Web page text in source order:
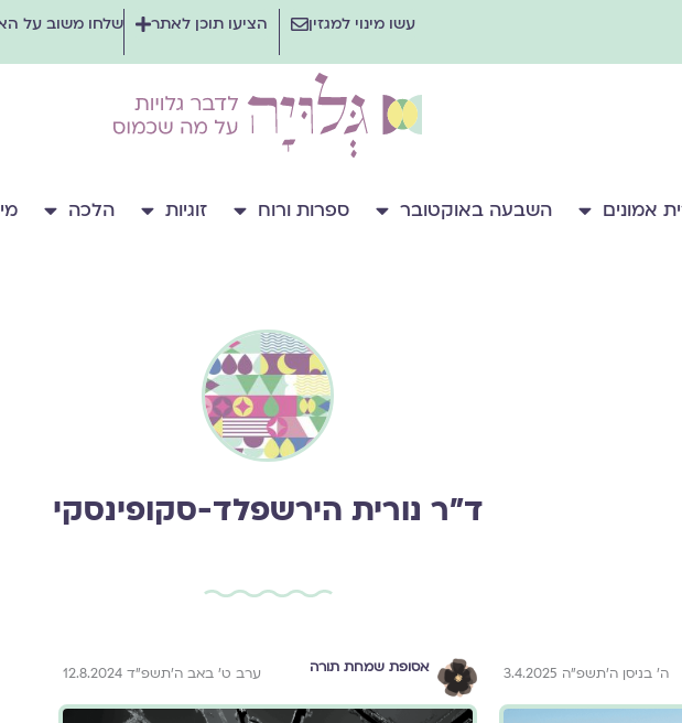
עשו מינוי למגזין הציעו תוכן לאתר שלחו משוב על
אמונים השבעה באוקטובר ספרות ורוח זוגיות הלכה
ד״ר נורית הירשפלד-סקופינסקי
ה׳ בניסן ה׳תשפ״ה 3.4.2025 אסופת שמחת תורה ערב ט׳ באב ה׳תשפ״ד 12.8.2024